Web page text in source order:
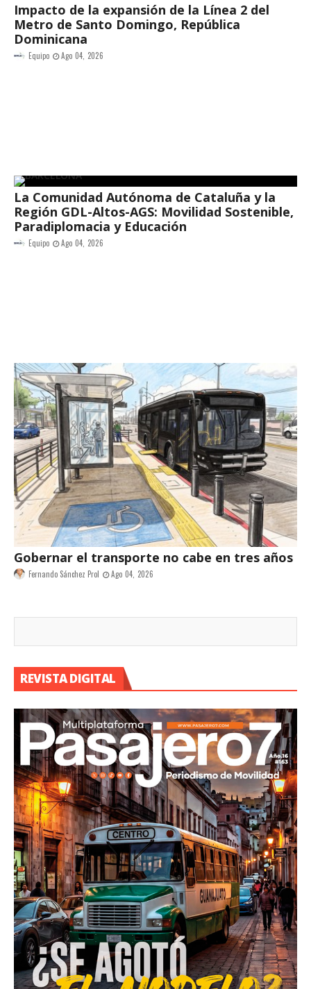
Impacto de la expansión de la Línea 2 del
Metro de Santo Domingo, República
Dominicana
Equipo Ago 04, 2026
La Comunidad Autónoma de Cataluña y la
Región GDL-Altos-AGS: Movilidad Sostenible,
Paradiplomacia y Educación
Equipo Ago 04, 2026
Gobernar el transporte no cabe en tres años
Fernando Sánchez Prol Ago 04, 2026
REVISTA DIGITAL